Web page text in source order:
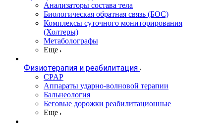
Анализаторы состава тела
Биологическая обратная связь (БОС)
Комплексы суточного мониторирования
(Холтеры)
Метаболографы
Еще
Физиотерапия и реабилитация
CPAP
Аппараты ударно-волновой терапии
Бальнеология
Беговые дорожки реабилитационные
Еще